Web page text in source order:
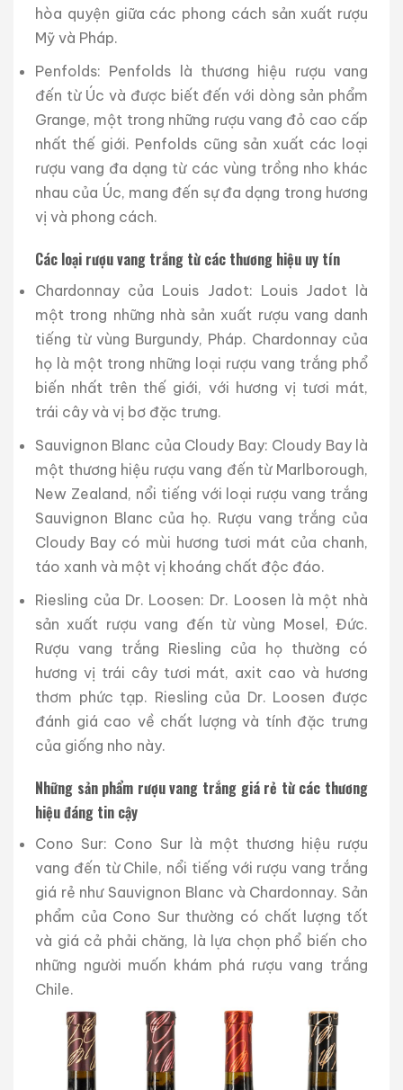
hòa quyện giữa các phong cách sản xuất rượu
Mỹ và Pháp.
Penfolds: Penfolds là thương hiệu rượu vang
đến từ Úc và được biết đến với dòng sản phẩm
Grange, một trong những rượu vang đỏ cao cấp
nhất thế giới. Penfolds cũng sản xuất các loại
rượu vang đa dạng từ các vùng trồng nho khác
nhau của Úc, mang đến sự đa dạng trong hương
vị và phong cách.
Các loại rượu vang trắng từ các thương hiệu uy tín
Chardonnay của Louis Jadot: Louis Jadot là
một trong những nhà sản xuất rượu vang danh
tiếng từ vùng Burgundy, Pháp. Chardonnay của
họ là một trong những loại rượu vang trắng phổ
biến nhất trên thế giới, với hương vị tươi mát,
trái cây và vị bơ đặc trưng.
Sauvignon Blanc của Cloudy Bay: Cloudy Bay là
một thương hiệu rượu vang đến từ Marlborough,
New Zealand, nổi tiếng với loại rượu vang trắng
Sauvignon Blanc của họ. Rượu vang trắng của
Cloudy Bay có mùi hương tươi mát của chanh,
táo xanh và một vị khoáng chất độc đáo.
Riesling của Dr. Loosen: Dr. Loosen là một nhà
sản xuất rượu vang đến từ vùng Mosel, Đức.
Rượu vang trắng Riesling của họ thường có
hương vị trái cây tươi mát, axit cao và hương
thơm phức tạp. Riesling của Dr. Loosen được
đánh giá cao về chất lượng và tính đặc trưng
của giống nho này.
Những sản phẩm rượu vang trắng giá rẻ từ các thương
hiệu đáng tin cậy
Cono Sur: Cono Sur là một thương hiệu rượu
vang đến từ Chile, nổi tiếng với rượu vang trắng
giá rẻ như Sauvignon Blanc và Chardonnay. Sản
phẩm của Cono Sur thường có chất lượng tốt
và giá cả phải chăng, là lựa chọn phổ biến cho
những người muốn khám phá rượu vang trắng
Chile.